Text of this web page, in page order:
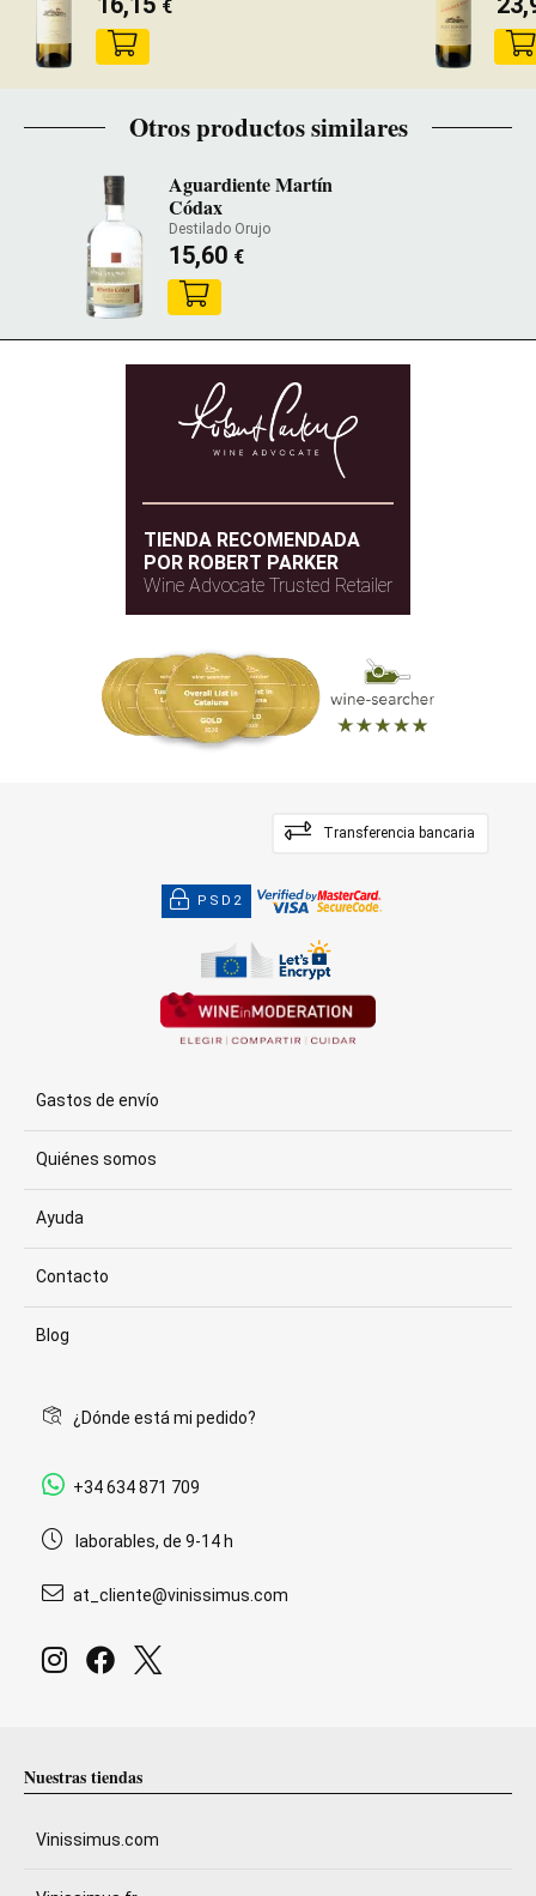
€
Otros productos similares
Aguardiente Martín
Códax
Destilado Orujo
15,60 €
TIENDA RECOMENDADA
POR ROBERT PARKER
Wine Advocate Trusted Retailer
Transferencia bancaria
PSD2
Gastos de envío
Quiénes somos
Ayuda
Contacto
Blog
¿Dónde está mi pedido?
+34 634 871 709
laborables, de 9-14 h
at_cliente@vinissimus.com
Nuestras tiendas
Vinissimus.com